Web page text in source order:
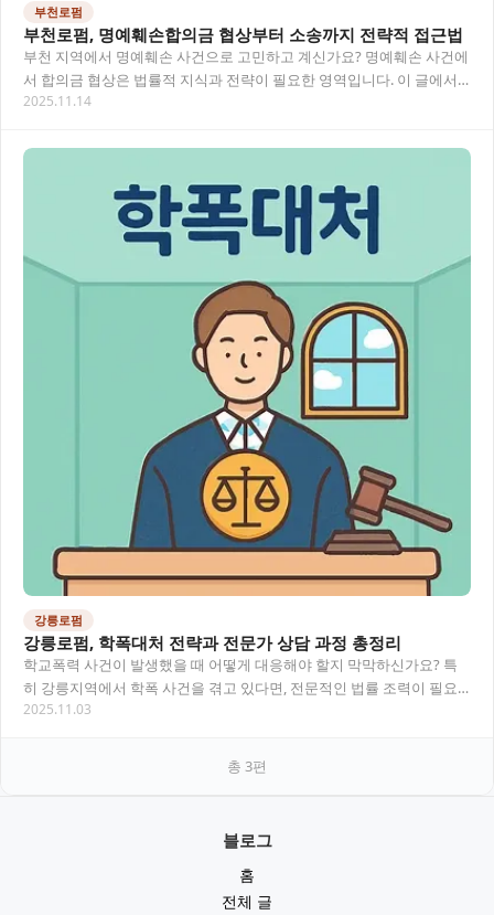
부천로펌
부천로펌, 명예훼손합의금 협상부터 소송까지 전략적 접근법
부천 지역에서 명예훼손 사건으로 고민하고 계신가요? 명예훼손 사건에
서 합의금 협상은 법률적 지식과 전략이 필요한 영역입니다. 이 글에서
는 부천로펌을 통해 명예훼손 사건을 해결하는…
2025.11.14
강릉로펌
강릉로펌, 학폭대처 전략과 전문가 상담 과정 총정리
학교폭력 사건이 발생했을 때 어떻게 대응해야 할지 막막하신가요? 특
히 강릉지역에서 학폭 사건을 겪고 있다면, 전문적인 법률 조력이 필요
합니다. 이 글에서는 강릉로펌을 통한 학폭대처…
2025.11.03
총 3편
블로그
홈
전체 글